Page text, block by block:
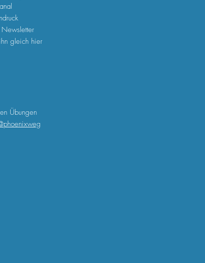
Newsletter
gleich hier
Übungen